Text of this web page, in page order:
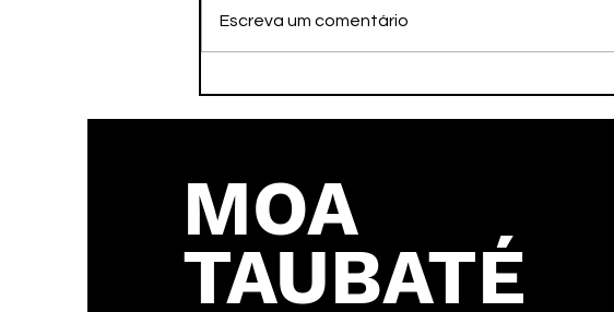
Escreva um comentário
MOA
TAUBATÉ